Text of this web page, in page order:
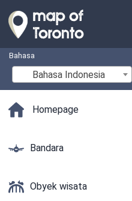
Bahasa
Bahasa Indonesia
Homepage
Bandara
Obyek wisata